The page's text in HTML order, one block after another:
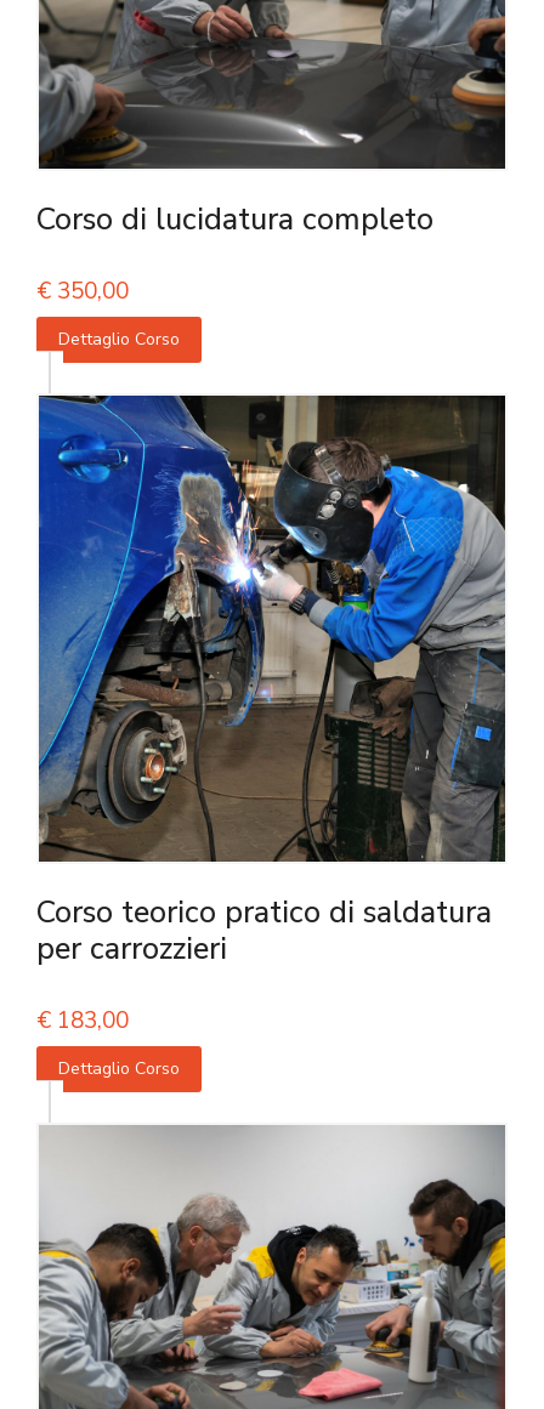
Corso di lucidatura completo
€ 350,00
Dettaglio Corso
Corso teorico pratico di saldatura
per carrozzieri
€ 183,00
Dettaglio Corso